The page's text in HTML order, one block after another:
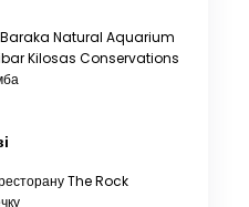
Baraka Natural Aquarium
Kilosas Conservations
The Rock